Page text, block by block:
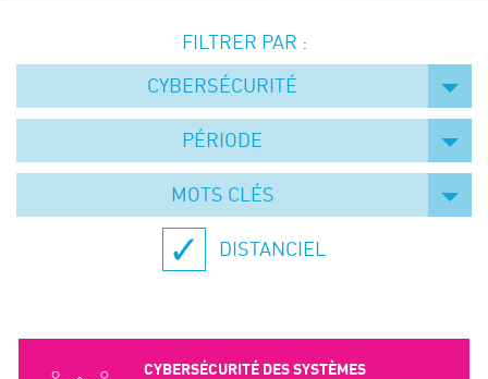
Symposium on Chain Transfer Catalysis for
sustainability – September 15 and 16, 2026
FRENCH-CHINESE CONFERENCE ON GREEN
Contacts
FILTRER PAR :
CYBERSÉCURITÉ
PÉRIODE
MOTS CLÉS
DISTANCIEL
CYBERSÉCURITÉ DES SYSTÈMES